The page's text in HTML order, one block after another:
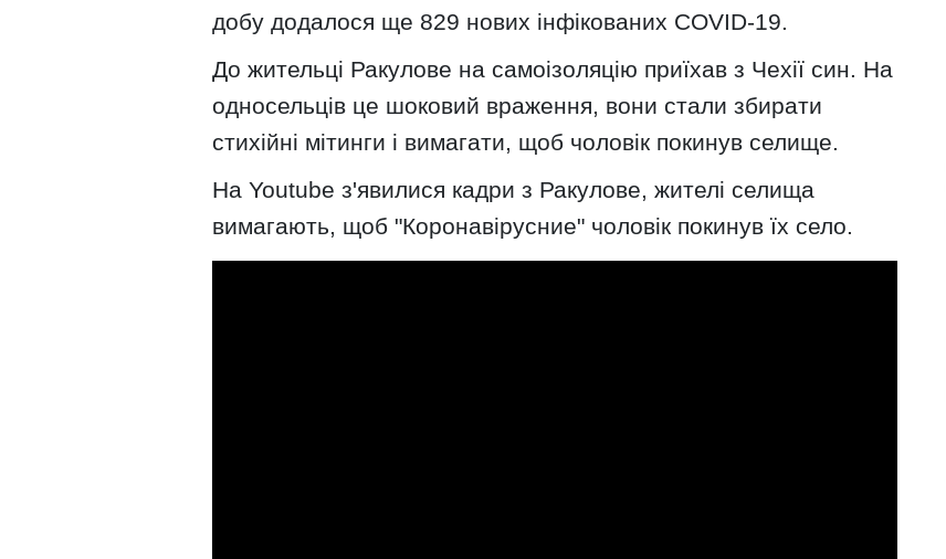
добу додалося ще 829 нових інфікованих COVID-19.
До жительці Ракулове на самоізоляцію приїхав з Чехії син. На
односельців це шоковий враження, вони стали збирати
стихійні мітинги і вимагати, щоб чоловік покинув селище.
На Youtube з'явилися кадри з Ракулове, жителі селища
вимагають, щоб "Коронавірусние" чоловік покинув їх село.